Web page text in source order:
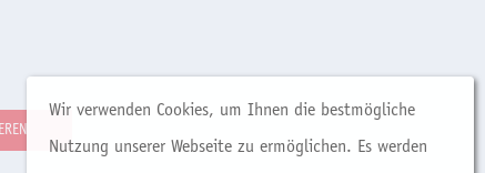
Wir verwenden Cookies, um Ihnen die bestmögliche
Nutzung unserer Webseite zu ermöglichen. Es werden